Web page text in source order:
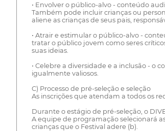
• Envolver o público-alvo - conteúdo
Também pode incluir crianças ou
aliene as crianças de seus pais,
• Atrair e estimular o público-alvo -
tratar o público jovem como seres
suas ideias.
• Celebre a diversidade e a inclusão - o
igualmente valiosos.
C) Processo de pré-seleção e seleção
As inscrições que atendam a todos os
Durante o estágio de pré-seleção, o
A equipe de programação selecionará
crianças que o Festival adere (b).